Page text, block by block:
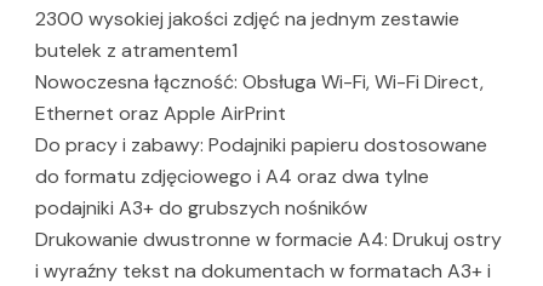
2300 wysokiej jakości zdjęć na jednym zestawie
butelek z atramentem1
Nowoczesna łączność: Obsługa Wi-Fi, Wi-Fi Direct,
Ethernet oraz Apple AirPrint
Do pracy i zabawy: Podajniki papieru dostosowane
do formatu zdjęciowego i A4 oraz dwa tylne
podajniki A3+ do grubszych nośników
Drukowanie dwustronne w formacie A4: Drukuj ostry
i wyraźny tekst na dokumentach w formatach A3+ i